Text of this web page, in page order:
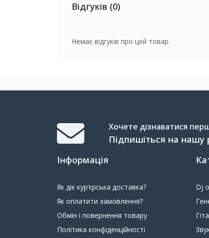
Відгуків (0)
Немає відгуків про цей товар.
Хочете дізнаватися
Підпишіться на нашу
Інформація
Як діє кур’єрська доставка?
Як оплатити замовлення?
Обмін і повернення товару
Політика конфіденційності
Dj